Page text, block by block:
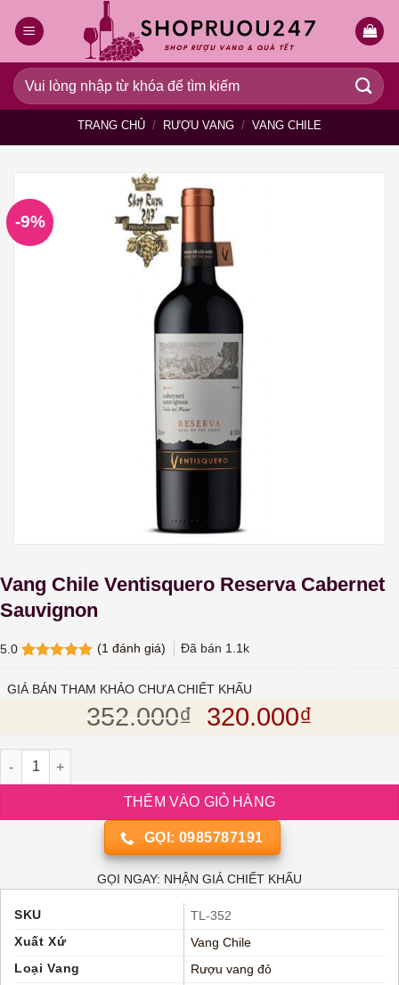
qua
dung
Tìm
kiếm:
TRANG CHỦ / RƯỢU VANG / VANG CHILE
-9%
Vang Chile Ventisquero Reserva Cabernet
Sauvignon
5.0
dựa trên
(1 đánh giá) Đã bán 1.1k
GIÁ BÁN THAM KHẢO CHƯA CHIẾT KHẤU
352.000₫ Giá gốc là:
320.000₫
Vang Chile Ventisquero Reserva Cabernet Sauvignon số lượng
THÊM VÀO GIỎ HÀNG
GỌI: 0985787191
GỌI NGAY: NHẬN GIÁ CHIẾT KHẤU
SKU
TL-352
Xuất Xứ
Vang Chile
Loại Vang
Rượu vang đỏ